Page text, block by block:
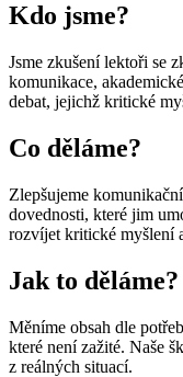
Kdo jsme?
Jsme zkušení lektoři se
komunikace,
debat, jejichž kritické
Co děláme?
Zlepšujeme
dovednosti, které jim
rozvíjet kritické myšlení
Jak to děláme?
Měníme obsah dle
které není zažité. Naše
z reálných situací.